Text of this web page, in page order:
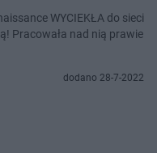
WYCIEKŁA do sieci
Pracowała nad nią prawie
dodano 28-7-2022